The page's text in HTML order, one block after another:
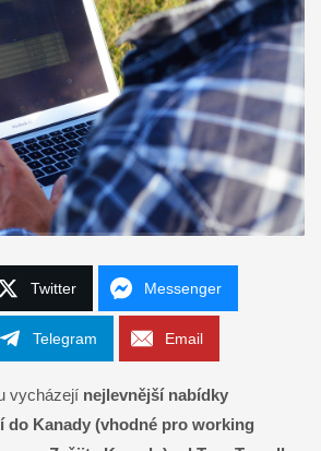
Twitter Messenger
Telegram Email
vycházejí nejlevnější nabídky
do Kanady (vhodné pro working